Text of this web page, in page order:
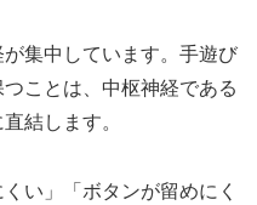
集中しています。手遊び
ことは、中枢神経である
結します。
い」「ボタンが留めにく